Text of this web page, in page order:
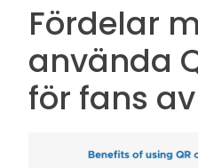
Fördelar
använda
för fans